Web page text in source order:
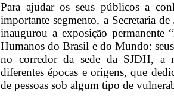
Para ajudar os seus públicos a
importante segmento, a Secretaria
inaugurou a exposição permanente
Humanos do Brasil e do Mundo:
no corredor da sede da SJDH, a
diferentes épocas e origens, que
de pessoas sob algum tipo de